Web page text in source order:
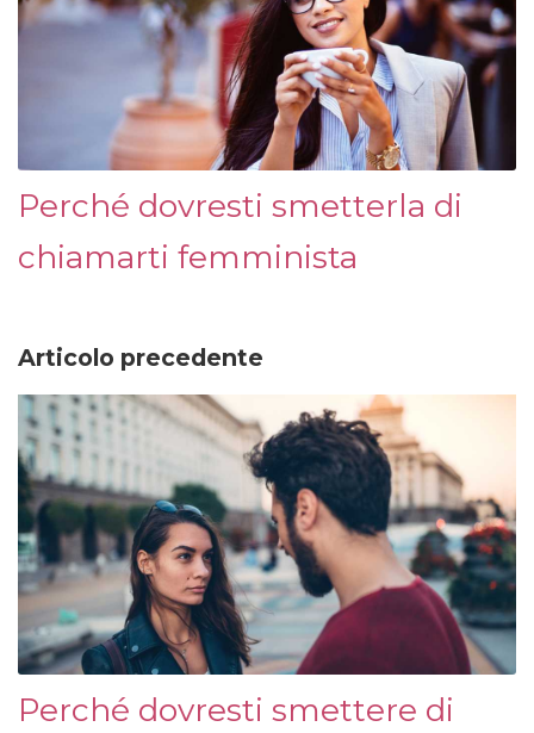
Perché dovresti smetterla di
chiamarti femminista
Articolo precedente
Perché dovresti smettere di